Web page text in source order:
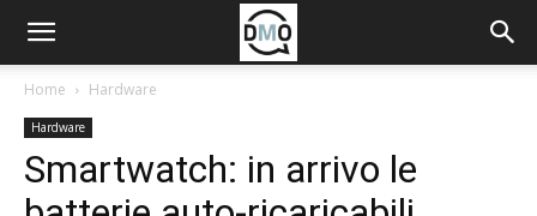
Home Hardware
Hardware
Smartwatch: in arrivo le